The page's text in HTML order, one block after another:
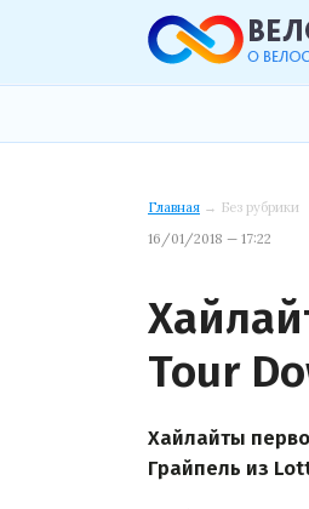
Главная → Без рубрики
16/01/2018 — 17:22
Tour
Хайлайты
Грайпель из